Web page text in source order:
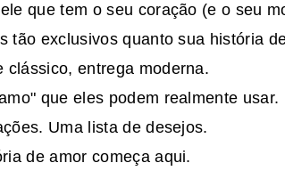
que tem o seu coração (e o seu
tão exclusivos quanto sua história
clássico, entrega moderna.
que eles podem realmente usar.
Uma lista de desejos.
de amor começa aqui.